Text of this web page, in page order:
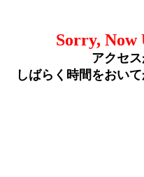
Sorry, Now
アクセ
しばらく時間をおい